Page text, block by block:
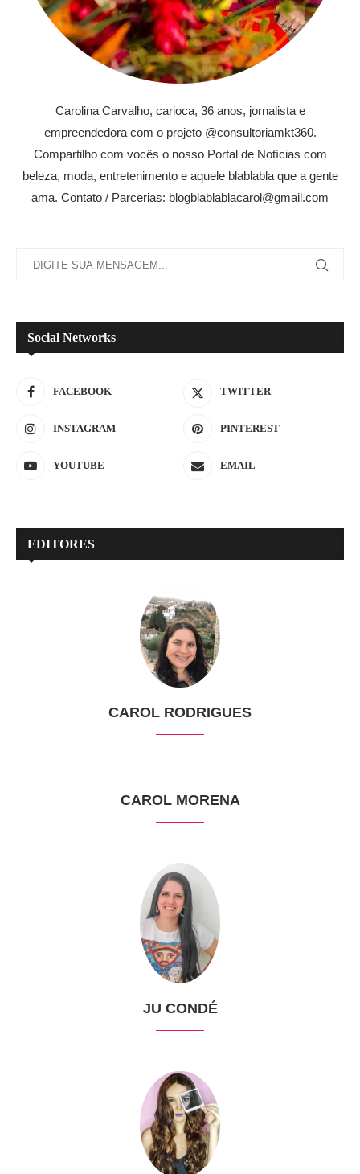
Carolina Carvalho, carioca, 36 anos, jornalista e
empreendedora com o projeto @consultoriamkt360.
Compartilho com vocês o nosso Portal de Notícias com
beleza, moda, entretenimento e aquele blablabla que a gente
ama. Contato / Parcerias: blogblablablacarol@gmail.com
Social Networks
FACEBOOK TWITTER
INSTAGRAM PINTEREST
YOUTUBE EMAIL
EDITORES
CAROL RODRIGUES
CAROL MORENA
JU CONDÉ